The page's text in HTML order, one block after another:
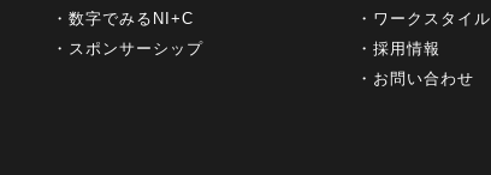
数字でみるNI+C
スポンサーシップ
ワークスタイル
採用情報
お問い合わせ